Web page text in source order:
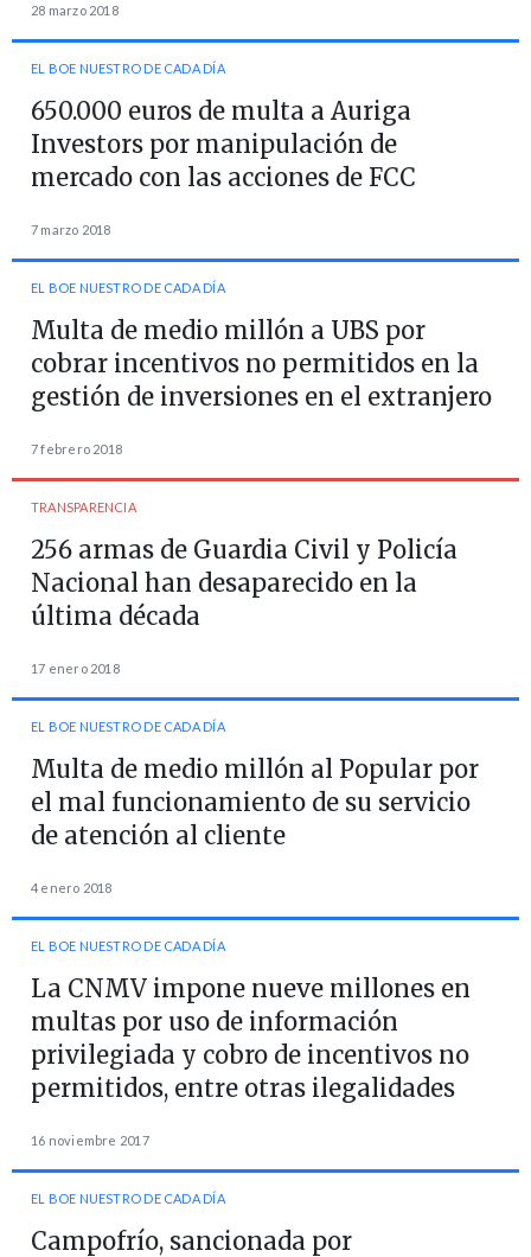
28 marzo 2018
EL BOE NUESTRO DE CADA DÍA
650.000 euros de multa a Auriga
Investors por manipulación de
mercado con las acciones de FCC
7 marzo 2018
EL BOE NUESTRO DE CADA DÍA
Multa de medio millón a UBS por
cobrar incentivos no permitidos en la
gestión de inversiones en el extranjero
7 febrero 2018
TRANSPARENCIA
256 armas de Guardia Civil y Policía
Nacional han desaparecido en la
última década
17 enero 2018
EL BOE NUESTRO DE CADA DÍA
Multa de medio millón al Popular por
el mal funcionamiento de su servicio
de atención al cliente
4 enero 2018
EL BOE NUESTRO DE CADA DÍA
La CNMV impone nueve millones en
multas por uso de información
privilegiada y cobro de incentivos no
permitidos, entre otras ilegalidades
16 noviembre 2017
EL BOE NUESTRO DE CADA DÍA
Campofrío, sancionada por